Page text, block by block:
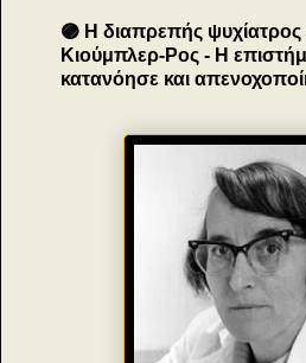
🟣 Η διαπρεπής ψυχίατρος
Κιούμπλερ-Ρος - Η
κατανόησε και